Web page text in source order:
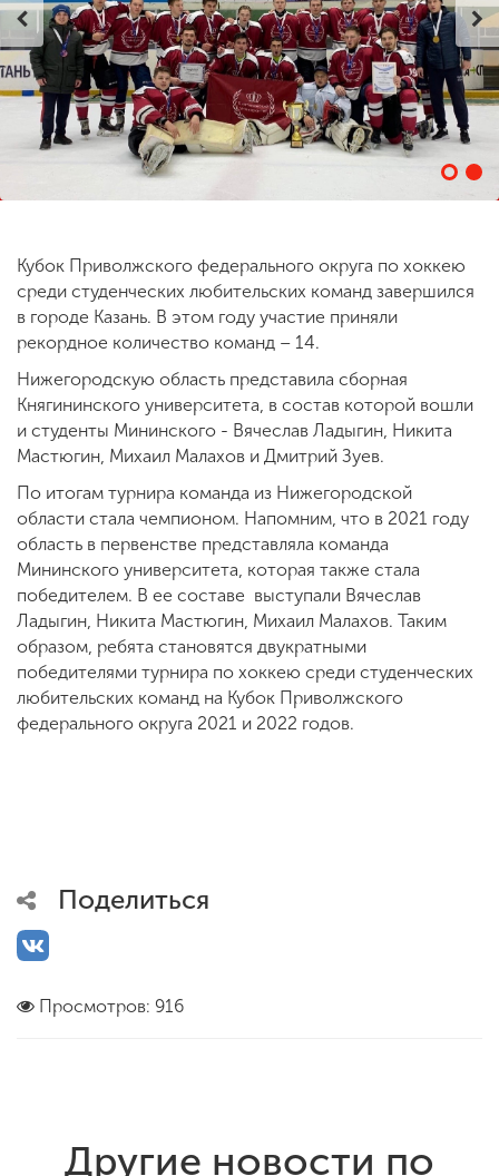
ENG SPN CHI
Приемная
комиссия
+7 (831) 262-26-20
Кубок Приволжского федерального округа по хоккею
среди студенческих любительских команд завершился
в городе Казань. В этом году участие приняли
рекордное количество команд – 14.
Нижегородскую область представила сборная
Княгининского университета, в состав которой вошли
и студенты Мининского - Вячеслав Ладыгин, Никита
Мастюгин, Михаил Малахов и Дмитрий Зуев.
По итогам турнира команда из Нижегородской
области стала чемпионом. Напомним, что в 2021 году
область в первенстве представляла команда
Мининского университета, которая также стала
победителем. В ее составе выступали Вячеслав
Ладыгин, Никита Мастюгин, Михаил Малахов. Таким
образом, ребята становятся двукратными
победителями турнира по хоккею среди студенческих
любительских команд на Кубок Приволжского
федерального округа 2021 и 2022 годов.
Поделиться
Просмотров: 916
Другие новости по